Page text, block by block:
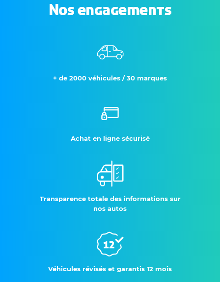
Nos engagements
+ de 2000 véhicules / 30 marques
Achat en ligne sécurisé
Transparence totale des informations sur
nos autos
Véhicules révisés et garantis 12 mois